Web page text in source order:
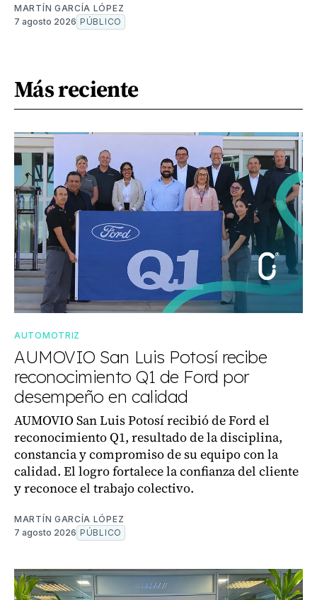
MARTÍN GARCÍA LÓPEZ
7 agosto 2026 PÚBLICO
Más reciente
AUTOMOTRIZ
AUMOVIO San Luis Potosí recibe
reconocimiento Q1 de Ford por
desempeño en calidad
AUMOVIO San Luis Potosí recibió de Ford el
reconocimiento Q1, resultado de la disciplina,
constancia y compromiso de su equipo con la
calidad. El logro fortalece la confianza del cliente
y reconoce el trabajo colectivo.
MARTÍN GARCÍA LÓPEZ
7 agosto 2026 PÚBLICO